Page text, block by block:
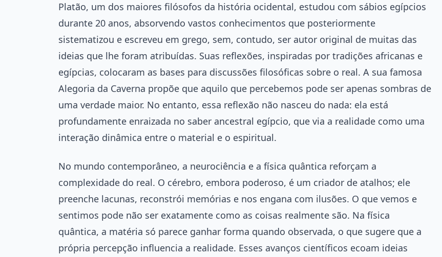
Platão, um dos maiores filósofos da história ocidental, estudou com sábios egípcios
durante 20 anos, absorvendo vastos conhecimentos que posteriormente
sistematizou e escreveu em grego, sem, contudo, ser autor original de muitas das
ideias que lhe foram atribuídas. Suas reflexões, inspiradas por tradições africanas e
egípcias, colocaram as bases para discussões filosóficas sobre o real. A sua famosa
Alegoria da Caverna propõe que aquilo que percebemos pode ser apenas sombras de
uma verdade maior. No entanto, essa reflexão não nasceu do nada: ela está
profundamente enraizada no saber ancestral egípcio, que via a realidade como uma
interação dinâmica entre o material e o espiritual.
No mundo contemporâneo, a neurociência e a física quântica reforçam a
complexidade do real. O cérebro, embora poderoso, é um criador de atalhos; ele
preenche lacunas, reconstrói memórias e nos engana com ilusões. O que vemos e
sentimos pode não ser exatamente como as coisas realmente são. Na física
quântica, a matéria só parece ganhar forma quando observada, o que sugere que a
própria percepção influencia a realidade. Esses avanços científicos ecoam ideias